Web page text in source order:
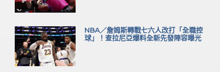
NBA／詹姆斯轉戰七六人改打「全職控
球」！查拉尼亞爆料全新先發陣容曝光